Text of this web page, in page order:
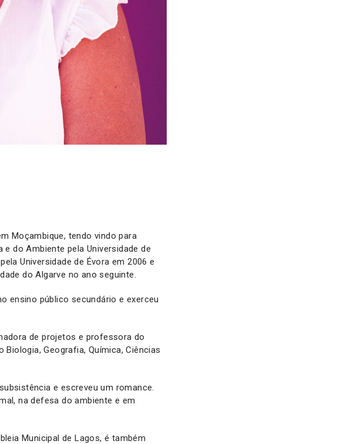
Moçambique, tendo vindo para
do Ambiente pela Universidade de
Universidade de Évora em 2006 e
do Algarve no ano seguinte.
ensino público secundário e exerceu
de projetos e professora do
Geografia, Química, Ciências
e escreveu um romance.
na defesa do ambiente e em
Municipal de Lagos, é também